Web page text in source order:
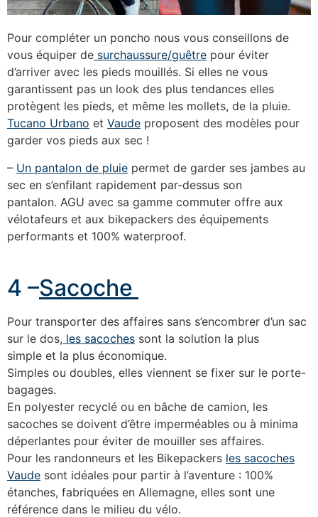
Pour compléter un poncho nous vous conseillons de
vous équiper de surchaussure/guêtre pour éviter
d’arriver avec les pieds mouillés. Si elles ne vous
garantissent pas un look des plus tendances elles
protègent les pieds, et même les mollets, de la pluie.
Tucano Urbano et Vaude proposent des modèles pour
garder vos pieds aux sec !
– Un pantalon de pluie permet de garder ses jambes au
sec en s’enfilant rapidement par-dessus son
pantalon. AGU avec sa gamme commuter offre aux
vélotafeurs et aux bikepackers des équipements
performants et 100% waterproof.
4 –Sacoche
Pour transporter des affaires sans s’encombrer d’un sac
sur le dos, les sacoches sont la solution la plus
simple et la plus économique.
Simples ou doubles, elles viennent se fixer sur le porte-
bagages.
En polyester recyclé ou en bâche de camion, les
sacoches se doivent d’être imperméables ou à minima
déperlantes pour éviter de mouiller ses affaires.
Pour les randonneurs et les Bikepackers les sacoches
Vaude sont idéales pour partir à l’aventure : 100%
étanches, fabriquées en Allemagne, elles sont une
référence dans le milieu du vélo.